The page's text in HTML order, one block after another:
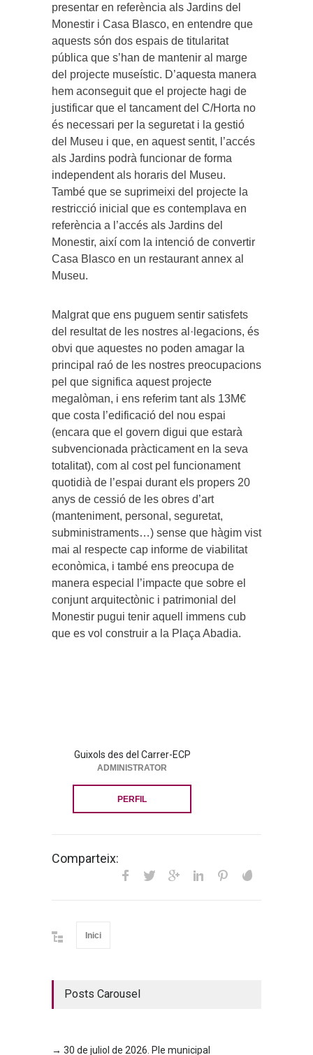
presentar en referència als Jardins del
Monestir i Casa Blasco, en entendre que
aquests són dos espais de titularitat
pública que s’han de mantenir al marge
del projecte museístic. D’aquesta manera
hem aconseguit que el projecte hagi de
justificar que el tancament del C/Horta no
és necessari per la seguretat i la gestió
del Museu i que, en aquest sentit, l’accés
als Jardins podrà funcionar de forma
independent als horaris del Museu.
També que se suprimeixi del projecte la
restricció inicial que es contemplava en
referència a l’accés als Jardins del
Monestir, així com la intenció de convertir
Casa Blasco en un restaurant annex al
Museu.
Malgrat que ens puguem sentir satisfets
del resultat de les nostres al·legacions, és
obvi que aquestes no poden amagar la
principal raó de les nostres preocupacions
pel que significa aquest projecte
megalòman, i ens referim tant als 13M€
que costa l’edificació del nou espai
(encara que el govern digui que estarà
subvencionada pràcticament en la seva
totalitat), com al cost pel funcionament
quotidià de l’espai durant els propers 20
anys de cessió de les obres d’art
(manteniment, personal, seguretat,
subministraments…) sense que hàgim vist
mai al respecte cap informe de viabilitat
econòmica, i també ens preocupa de
manera especial l’impacte que sobre el
conjunt arquitectònic i patrimonial del
Monestir pugui tenir aquell immens cub
que es vol construir a la Plaça Abadia.
Guixols des del Carrer-ECP
ADMINISTRATOR
PERFIL
Comparteix:
Inici
Posts Carousel
→ 30 de juliol de 2026. Ple municipal